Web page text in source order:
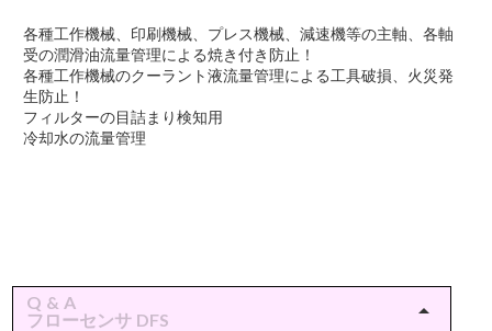
各種工作機械、印刷機械、プレス機械、減速機等の主軸、各軸
受の潤滑油流量管理による焼き付き防止！
各種工作機械のクーラント液流量管理による工具破損、火災発
生防止！
フィルターの目詰まり検知用
冷却水の流量管理
Q & A
フローセンサ DFS
arrow_drop_up